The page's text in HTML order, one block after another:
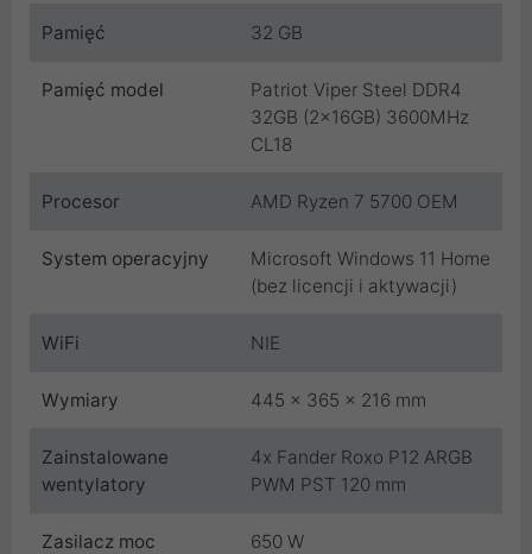
Pamięć 32 GB
Pamięć model
Patriot Viper Steel DDR4
32GB (2x16GB) 3600MHz
CL18
Procesor AMD Ryzen 7 5700 OEM
System operacyjny
Microsoft Windows 11 Home
(bez licencji i aktywacji)
WiFi NIE
Wymiary 445 x 365 x 216 mm
Zainstalowane
wentylatory
4x Fander Roxo P12 ARGB
PWM PST 120 mm
Zasilacz moc 650 W